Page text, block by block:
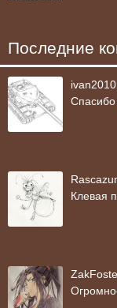
Последние
ivan2010
Спасибо
Клевая